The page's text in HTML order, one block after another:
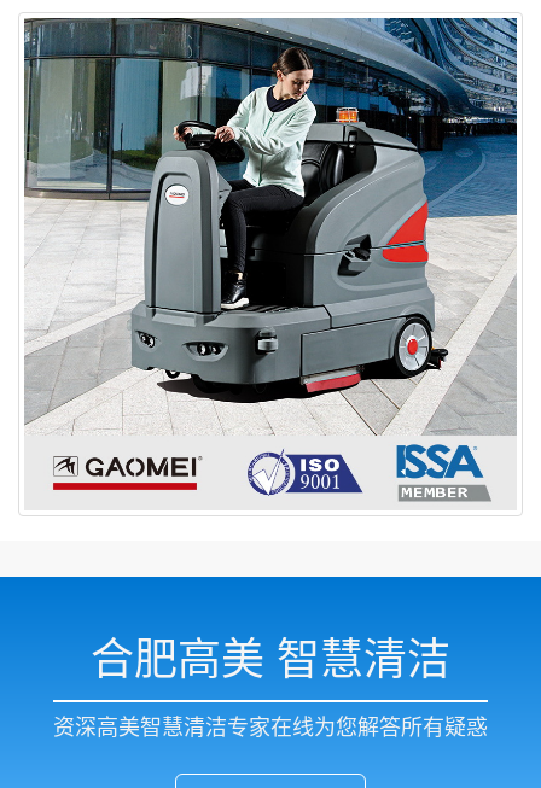
合肥高美 智慧清洁
资深高美智慧清洁专家在线为您解答所有疑惑